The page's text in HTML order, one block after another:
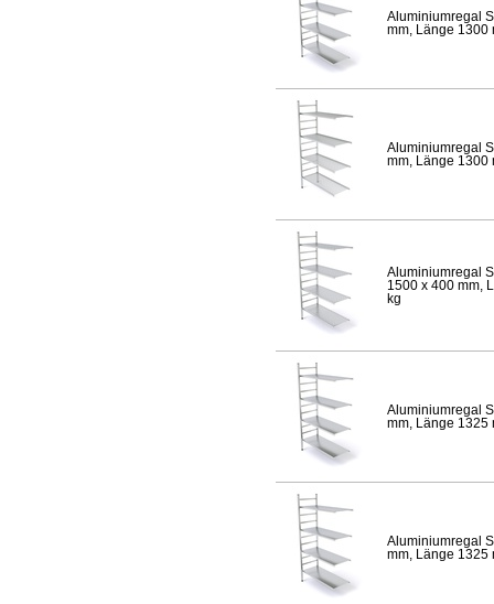
Aluminiumregal
mm, Länge 1300
Aluminiumregal
mm, Länge 1300
Aluminiumregal
1500 x 400 mm,
kg
Aluminiumregal
mm, Länge 1325
Aluminiumregal
mm, Länge 1325